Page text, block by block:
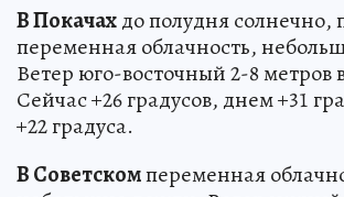
В Покачахдо полудня солнечно,
переменная облачность,
Ветер юго-восточный 2-8 метров
Сейчас +26 градусов, днем +31
+22 градуса.
В Советскомпеременная